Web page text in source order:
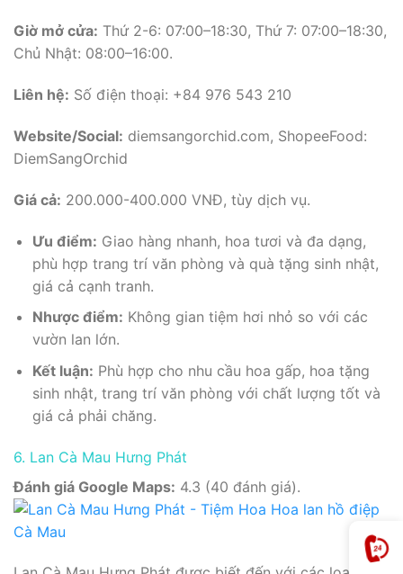
Giờ mở cửa: Thứ 2-6: 07:00–18:30, Thứ 7: 07:00–18:30,
Chủ Nhật: 08:00–16:00.
Liên hệ: Số điện thoại: +84 976 543 210
Website/Social: diemsangorchid.com, ShopeeFood:
DiemSangOrchid
Giá cả: 200.000-400.000 VNĐ, tùy dịch vụ.
Ưu điểm: Giao hàng nhanh, hoa tươi và đa dạng,
phù hợp trang trí văn phòng và quà tặng sinh nhật,
giá cả cạnh tranh.
Nhược điểm: Không gian tiệm hơi nhỏ so với các
vườn lan lớn.
Kết luận: Phù hợp cho nhu cầu hoa gấp, hoa tặng
sinh nhật, trang trí văn phòng với chất lượng tốt và
giá cả phải chăng.
6. Lan Cà Mau Hưng Phát
Đánh giá Google Maps: 4.3 (40 đánh giá).